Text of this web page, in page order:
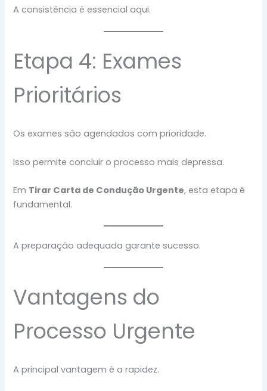
A consistência é essencial aqui.
Etapa 4: Exames
Prioritários
Os exames são agendados com prioridade.
Isso permite concluir o processo mais depressa.
Em Tirar Carta de Condução Urgente, esta etapa é
fundamental.
A preparação adequada garante sucesso.
Vantagens do
Processo Urgente
A principal vantagem é a rapidez.